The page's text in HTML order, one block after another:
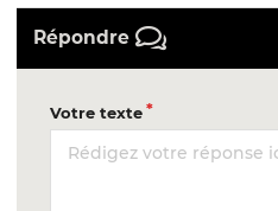
Répondre
Votre texte